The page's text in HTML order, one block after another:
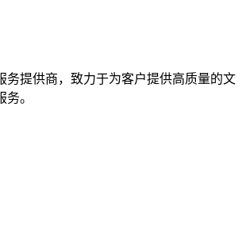
务提供商，致力于为客户提供高质量的文
。